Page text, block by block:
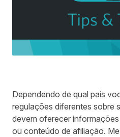
Dependendo de qual país
regulações diferentes sobre
devem oferecer
ou conteúdo de afiliação.